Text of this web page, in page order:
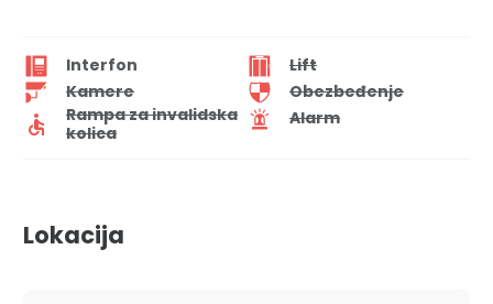
Interfon
Lift
Kamere
Obezbeđenje
Rampa za invalidska
kolica
Alarm
Lokacija